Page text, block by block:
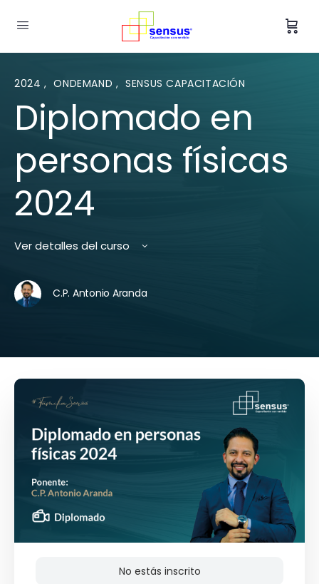
2024, ONDEMAND , SENSUS CAPACITACIÓN
Diplomado en
personas físicas
2024
Ver detalles del curso
C.P. Antonio Aranda
No estás inscrito